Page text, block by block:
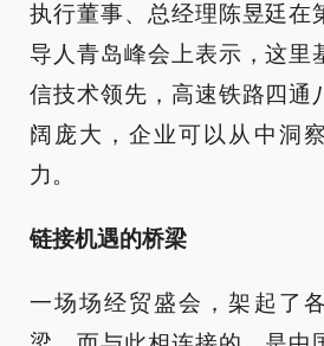
执行董事、总经理陈昱廷在
导人青岛峰会上表示，这里
信技术领先，高速铁路四通
阔庞大，企业可以从中洞
力。
链接机遇的桥梁
一场场经贸盛会，架起了